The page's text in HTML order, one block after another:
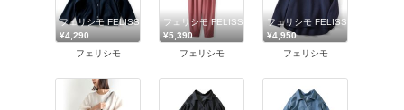
フェリシモ FELISSIMO
¥4,290
フェリシモ
フェリシモ FELISSIMO
¥5,390
フェリシモ
フェリシモ FELISSIMO
¥4,950
フェリシモ